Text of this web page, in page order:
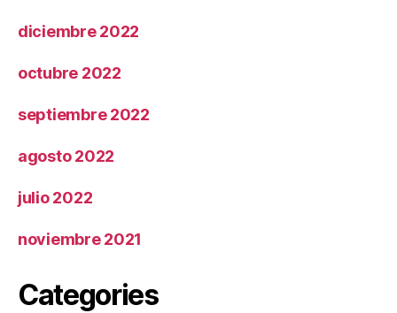
diciembre 2022
octubre 2022
septiembre 2022
agosto 2022
julio 2022
noviembre 2021
Categories